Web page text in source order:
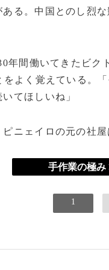
る。中国とのし烈
間働いてきたビク
をよく覚えている。
てほしいね」
ニェイロの元の社屋
手作業の極み
1